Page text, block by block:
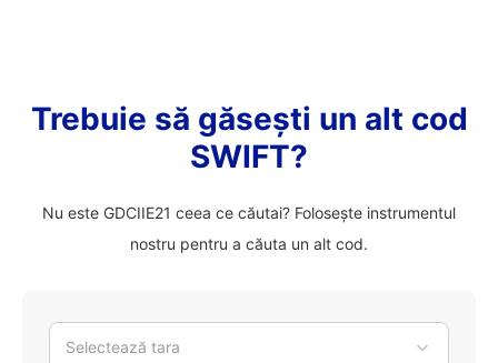
Trebuie să găsești un alt cod
SWIFT?
Nu este GDCIIE21 ceea ce căutai? Folosește instrumentul
nostru pentru a căuta un alt cod.
Selectează tara